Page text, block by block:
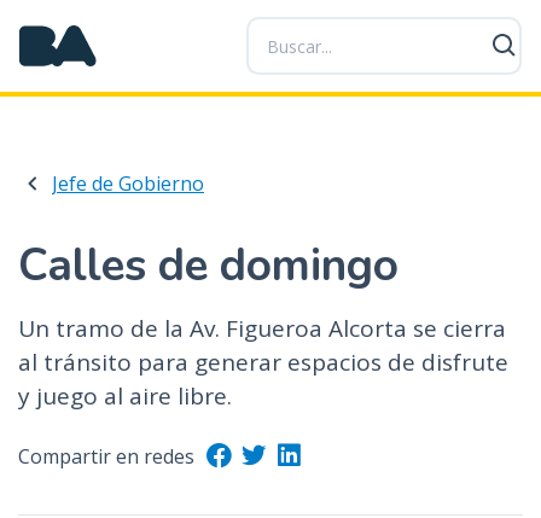
P
a
s
a
n
e
n
o
r
Jefe de Gobierno
Calles de domingo
Un tramo de la Av. Figueroa Alcorta se cierra
al tránsito para generar espacios de disfrute
y juego al aire libre.
Compartir en redes